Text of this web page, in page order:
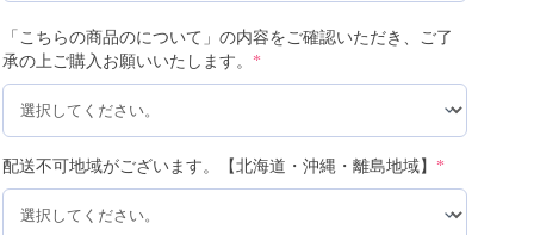
「こちらの商品のについて」の内容をご確認いただき、ご了
承の上ご購入お願いいたします。 *
配送不可地域がございます。【北海道・沖縄・離島地域】 *